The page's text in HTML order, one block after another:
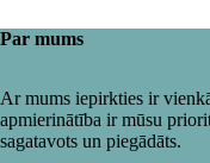
Par mums
Ar mums iepirkties ir
apmierinātība ir mūsu
sagatavots un piegādāts.